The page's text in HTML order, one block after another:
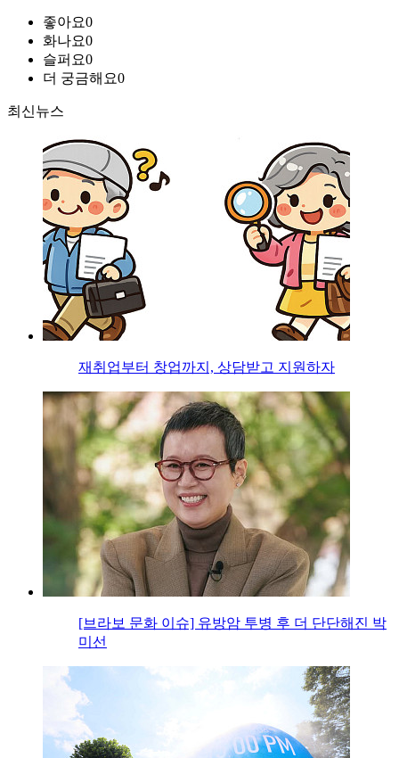
좋아요0
화나요0
슬퍼요0
더 궁금해요0
최신뉴스
재취업부터 창업까지, 상담받고 지원하자
[브라보 문화 이슈] 유방암 투병 후 더 단단해진 박
미선